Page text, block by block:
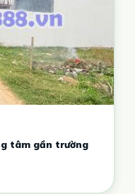
tâm gần trường